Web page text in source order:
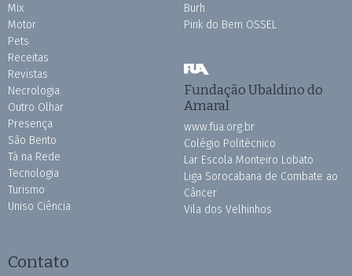
Mix
Motor
Pets
Receitas
Revistas
Necrologia
Outro Olhar
Presença
São Bento
Tá na Rede
Tecnologia
Turismo
Uniso Ciência
Burh
Pink do Bem OSSEL
Fundação Ubaldino do
Amaral
www.fua.org.br
Colégio Politécnico
Lar Escola Monteiro Lobato
Liga Sorocabana de Combate ao
Câncer
Vila dos Velhinhos
Contato